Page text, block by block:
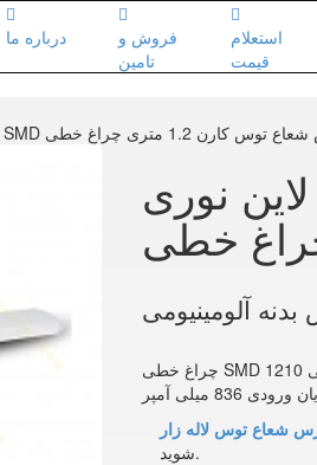
درباره ما
فروش و
تامین
استعلام
قیمت
لاین نوری SMD آویز 80 وات پارس شعاع
آلومینیومی
چراغ خطی SMD آویز 80 وات پارس شعاع توس - شار نوری 7500 لومن - ابعاد بیرونی 1210x50x52 میلی متر -
میلی آمپر
شعاع توس لاله زار
شوید.